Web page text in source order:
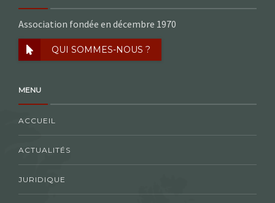
Association fondée en décembre 1970
QUI SOMMES-NOUS ?
MENU
ACCUEIL
ACTUALITÉS
JURIDIQUE